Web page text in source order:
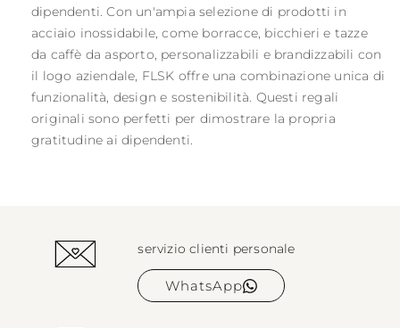
dipendenti. Con un'ampia selezione di prodotti in
acciaio inossidabile, come borracce, bicchieri e tazze
da caffè da asporto, personalizzabili e brandizzabili con
il logo aziendale, FLSK offre una combinazione unica di
funzionalità, design e sostenibilità. Questi regali
originali sono perfetti per dimostrare la propria
gratitudine ai dipendenti.
servizio clienti personale
WhatsApp